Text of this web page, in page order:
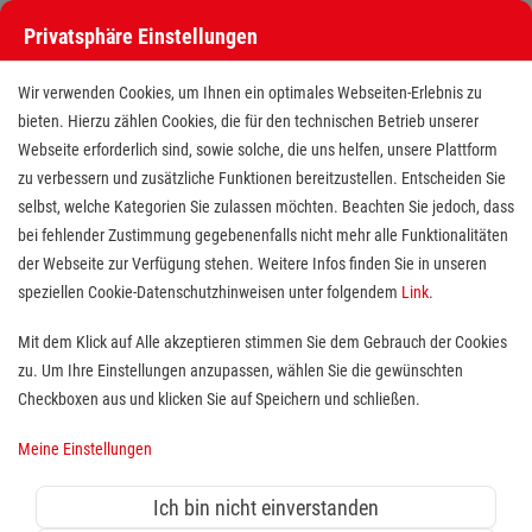
Stellenangebote bei den Maltesern
Stellenangebote bei den Maltesern
Finde deutschlandweit offene Stellen bei einem der größten
Arbeitgeber im Gesundheits- und Sozialwesen in Vollzeit,
Teilzeit, als Minijob, Trainee oder FSJ!
Suche
Jobs suchen
Privatsphäre Einstellungen
Wir verwenden Cookies, um Ihnen ein optimales Webseiten-Erlebnis zu
bieten. Hierzu zählen Cookies, die für den technischen Betrieb unserer
Webseite erforderlich sind, sowie solche, die uns helfen, unsere Plattform
zu verbessern und zusätzliche Funktionen bereitzustellen. Entscheiden Sie
selbst, welche Kategorien Sie zulassen möchten. Beachten Sie jedoch, dass
bei fehlender Zustimmung gegebenenfalls nicht mehr alle Funktionalitäten
der Webseite zur Verfügung stehen. Weitere Infos finden Sie in unseren
speziellen Cookie-Datenschutzhinweisen unter folgendem Link.
Mit dem Klick auf Alle akzeptieren stimmen Sie dem Gebrauch der Cookies
zu. Um Ihre Einstellungen anzupassen, wählen Sie die gewünschten
Checkboxen aus und klicken Sie auf Speichern und schließen.
Meine Einstellungen
Ich bin nicht einverstanden